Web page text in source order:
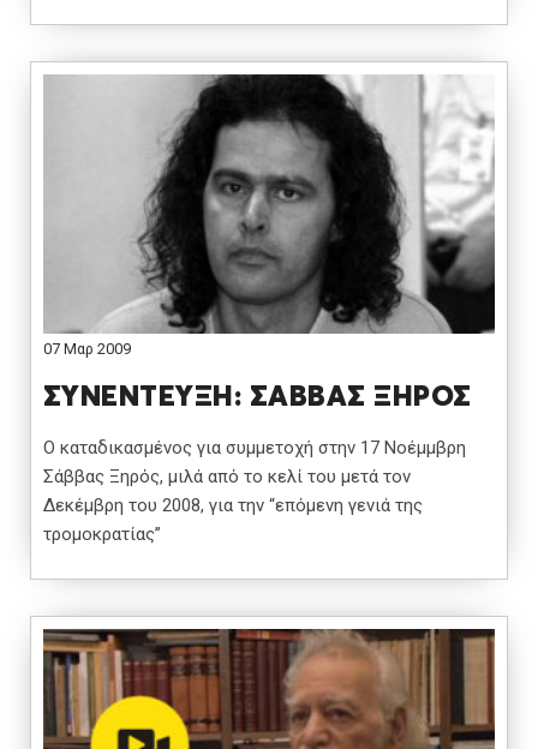
07 Μαρ 2009
ΣΥΝΕΝΤΕΥΞΗ: ΣΑΒΒΑΣ ΞΗΡΟΣ
Ο καταδικασμένος για συμμετοχή στην 17 Νοέμμβρη
Σάββας Ξηρός, μιλά από το κελί του μετά τον
Δεκέμβρη του 2008, για την “επόμενη γενιά της
τρομοκρατίας”